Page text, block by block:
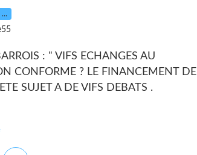
…
: " VIFS ECHANGES AU
CONFORME ? LE FINANCEMENT DE
SUJET A DE VIFS DEBATS .